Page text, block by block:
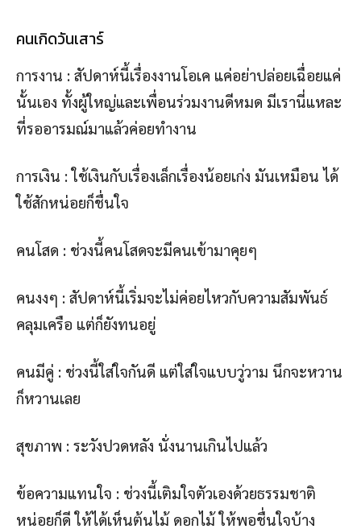
คนเกิดวันเสาร์
การงาน : สัปดาห์นี้เรื่องงานโอเค แค่อย่าปล่อยเฉื่อยแค่
นั้นเอง ทั้งผู้ใหญ่และเพื่อนร่วมงานดีหมด มีเรานี่แหละ
ที่รออารมณ์มาแล้วค่อยทำงาน
การเงิน : ใช้เงินกับเรื่องเล็กเรื่องน้อยเก่ง มันเหมือน ได้
ใช้สักหน่อยก็ชื่นใจ
คนโสด : ช่วงนี้คนโสดจะมีคนเข้ามาคุยๆ
คนงงๆ : สัปดาห์นี้เริ่มจะไม่ค่อยไหวกับความสัมพันธ์
คลุมเครือ แต่ก็ยังทนอยู่
คนมีคู่ : ช่วงนี้ใส่ใจกันดี แต่ใส่ใจแบบวู่วาม นึกจะหวาน
ก็หวานเลย
สุขภาพ : ระวังปวดหลัง นั่งนานเกินไปแล้ว
ข้อความแทนใจ : ช่วงนี้เติมใจตัวเองด้วยธรรมชาติ
หน่อยก็ดี ให้ได้เห็นต้นไม้ ดอกไม้ ให้พอชื่นใจบ้าง